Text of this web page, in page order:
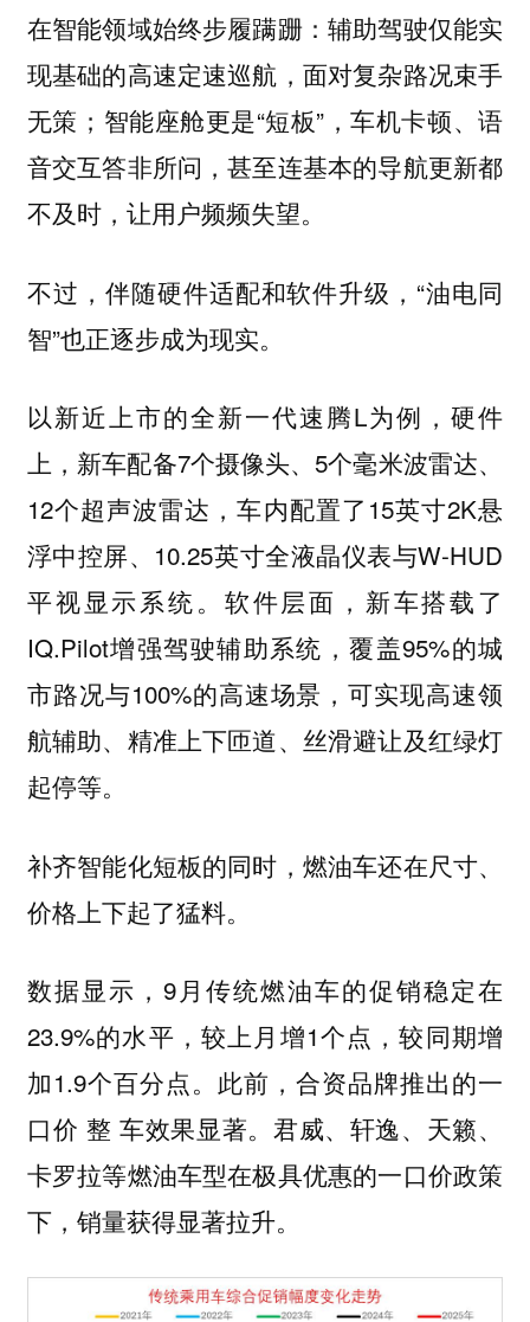
在智能领域始终步履蹒跚：辅助驾驶仅能实
现基础的高速定速巡航，面对复杂路况束手
无策；智能座舱更是“短板”，车机卡顿、语
音交互答非所问，甚至连基本的导航更新都
不及时，让用户频频失望。
不过，伴随硬件适配和软件升级，“油电同
智”也正逐步成为现实。
以新近上市的全新一代速腾L为例，硬件
上，新车配备7个摄像头、5个毫米波雷达、
12个超声波雷达，车内配置了15英寸2K悬
浮中控屏、10.25英寸全液晶仪表与W-HUD
平视显示系统。软件层面，新车搭载了
IQ.Pilot增强驾驶辅助系统，覆盖95%的城
市路况与100%的高速场景，可实现高速领
航辅助、精准上下匝道、丝滑避让及红绿灯
起停等。
补齐智能化短板的同时，燃油车还在尺寸、
价格上下起了猛料。
数据显示，9月传统燃油车的促销稳定在
23.9%的水平，较上月增1个点，较同期增
加1.9个百分点。此前，合资品牌推出的一
口价 整 车效果显著。君威、轩逸、天籁、
卡罗拉等燃油车型在极具优惠的一口价政策
下，销量获得显著拉升。